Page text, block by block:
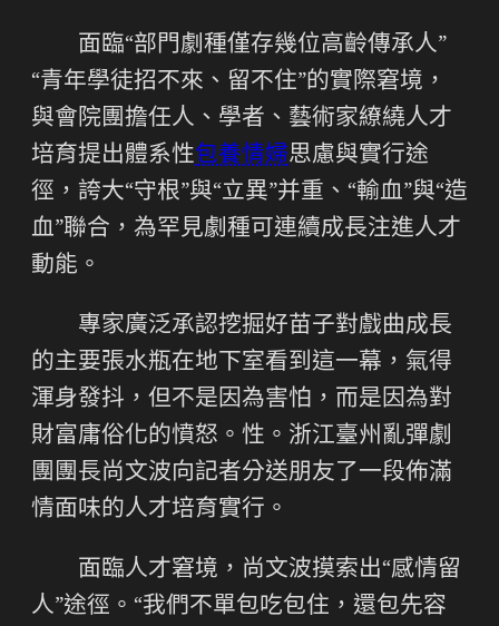
面臨“部門劇種僅存幾位高齡傳承人”
“青年學徒招不來、留不住”的實際窘境，
與會院團擔任人、學者、藝術家繚繞人才
培育提出體系性包養情婦思慮與實行途
徑，誇大“守根”與“立異”并重、“輸血”與“造
血”聯合，為罕見劇種可連續成長注進人才
動能。
專家廣泛承認挖掘好苗子對戲曲成長
的主要張水瓶在地下室看到這一幕，氣得
渾身發抖，但不是因為害怕，而是因為對
財富庸俗化的憤怒。性。浙江臺州亂彈劇
團團長尚文波向記者分送朋友了一段佈滿
情面味的人才培育實行。
面臨人才窘境，尚文波摸索出“感情留
人”途徑。“我們不單包吃包住，還包先容